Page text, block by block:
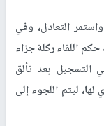
التعادل، وفي
اللقاء ركلة جزاء
التسجيل بعد تألق
ليتم اللجوء إلى